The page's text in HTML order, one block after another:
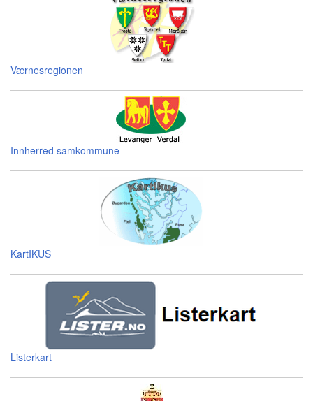
Værnesregionen
Innherred samkommune
KartIKUS
Listerkart